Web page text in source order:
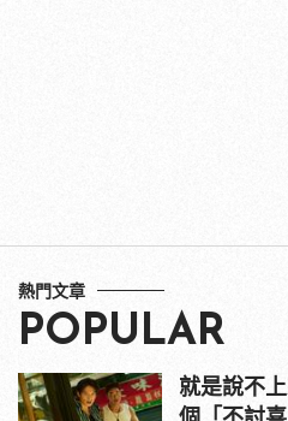
熱門文章
POPULAR
就是說不